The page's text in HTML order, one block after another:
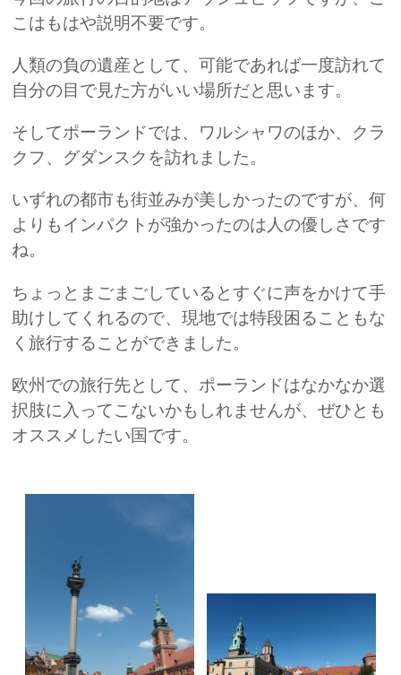
こはもはや説明不要です。
人類の負の遺産として、可能であれば一度訪れて
自分の目で見た方がいい場所だと思います。
そしてポーランドでは、ワルシャワのほか、クラ
クフ、グダンスクを訪れました。
いずれの都市も街並みが美しかったのですが、何
よりもインパクトが強かったのは人の優しさです
ね。
ちょっとまごまごしているとすぐに声をかけて手
助けしてくれるので、現地では特段困ることもな
く旅行することができました。
欧州での旅行先として、ポーランドはなかなか選
択肢に入ってこないかもしれませんが、ぜひとも
オススメしたい国です。